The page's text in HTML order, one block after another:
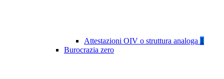
Attestazioni OIV o struttura analoga 1
Burocrazia zero